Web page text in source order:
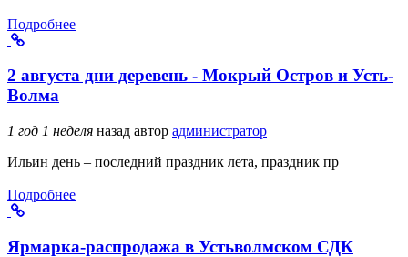
Подробнее
2 августа дни деревень - Мокрый Остров и Усть-
Волма
1 год 1 неделя назад автор администратор
Ильин день – последний праздник лета, праздник пр
Подробнее
Ярмарка-распродажа в Устьволмском СДК